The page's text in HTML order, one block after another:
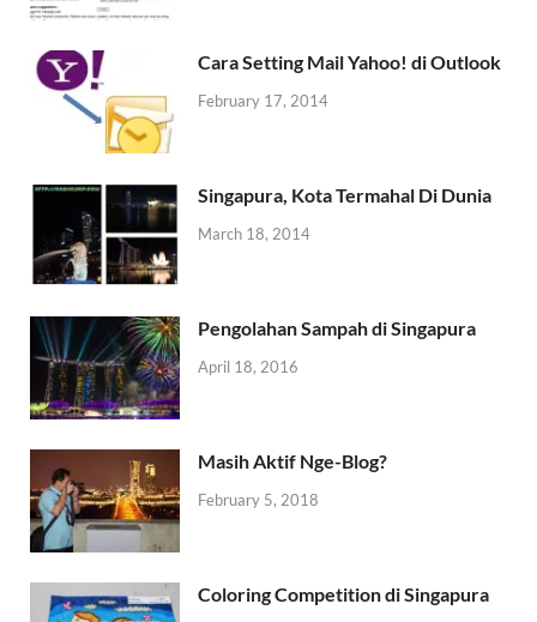
Cara Setting Mail Yahoo! di Outlook
February 17, 2014
Singapura, Kota Termahal Di Dunia
March 18, 2014
Pengolahan Sampah di Singapura
April 18, 2016
Masih Aktif Nge-Blog?
February 5, 2018
Coloring Competition di Singapura